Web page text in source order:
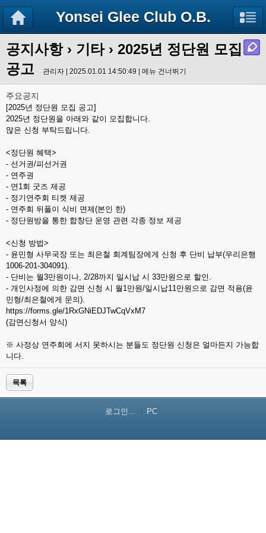
Yonsei Glee Club O.B.
공지사항› 기타› 2025년 정단원 모집
공고
관리자 | 2025.01.01 14:50:49 | 메뉴 건너뛰기
주요공지
[2025년 정단원 모집 공고]
2025년 정단원을 아래와 같이 모집합니다.
많은 신청 부탁드립니다.
<정단원 혜택>
- 선거권/피선거권
- 연주권
- 연1회 굿즈 제공
- 정기연주회 티켓 제공
- 연주회 뒤풀이 식비 면제(본인 한)
- 정단원방을 통한 합창단 운영 관련 각종 정보 제공
<신청 방법>
- 윤민형 사무국장 또는 최은철 회계팀장에게 신청 후 단비 납부(우리은행
1006-201-304091).
- 단비는 월3만원이나, 2/28까지 일시납 시 33만원으로 할인.
- 개인사정에 의한 감면 신청 시 월1만원/일시납11만원으로 감면 적용(윤
민형/최은철에게 문의).
https://forms.gle/1RxGNiEDJTwCqVxM7
(감면신청서 양식)
※ 사정상 연주회에 서지 못하시는 분들도 정단원 신청은 얼마든지 가능합
니다.
목록
로그인... PC